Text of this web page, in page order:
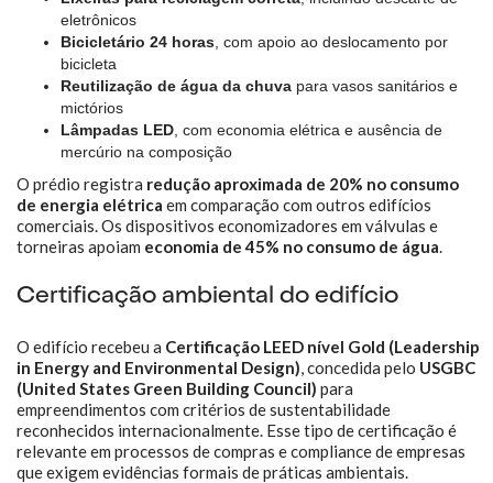
eletrônicos
Bicicletário 24 horas , com apoio ao deslocamento por
bicicleta
Reutilização de água da chuva para vasos sanitários e
mictórios
Lâmpadas LED , com economia elétrica e ausência de
mercúrio na composição
O prédio registra redução aproximada de 20% no consumo
de energia elétrica em comparação com outros edifícios
comerciais. Os dispositivos economizadores em válvulas e
torneiras apoiam economia de 45% no consumo de água.
Certificação ambiental do edifício
O edifício recebeu a Certificação LEED nível Gold (Leadership
in Energy and Environmental Design), concedida pelo USGBC
(United States Green Building Council) para
empreendimentos com critérios de sustentabilidade
reconhecidos internacionalmente. Esse tipo de certificação é
relevante em processos de compras e compliance de empresas
que exigem evidências formais de práticas ambientais.